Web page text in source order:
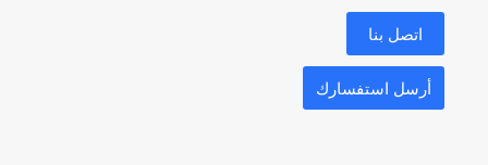
اتصل بنا
أرسل استفسارك